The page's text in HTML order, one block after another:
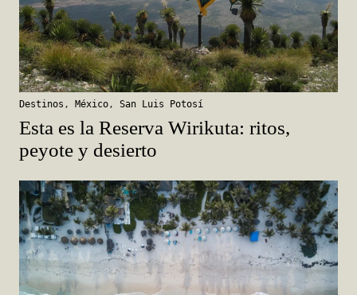
Destinos , México , San Luis Potosí
Esta es la Reserva Wirikuta: ritos,
peyote y desierto